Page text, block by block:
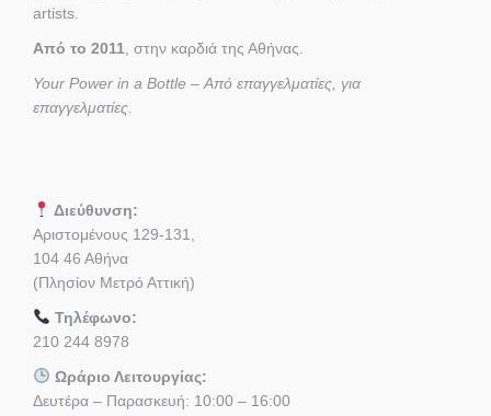
artists.
Από το 2011 , στην καρδιά της Αθήνας.
Your Power in a Bottle – Από επαγγελματίες, για
επαγγελματίες.
Διεύθυνση:
Αριστομένους 129-131,
104 46 Αθήνα
(Πλησίον Μετρό Αττική)
Τηλέφωνο:
210 244 8978
Ωράριο Λειτουργίας:
Δευτέρα – Παρασκευή: 10:00 – 16:00